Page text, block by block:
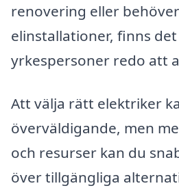
renovering eller
elinstallationer, finns
yrkespersoner redo att
Att välja rätt elektriker
överväldigande, men
och resurser kan du
över tillgängliga